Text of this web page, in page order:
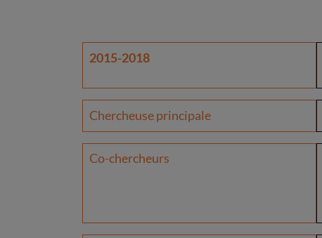
2015-2018
Chercheuse principale
Co-chercheurs